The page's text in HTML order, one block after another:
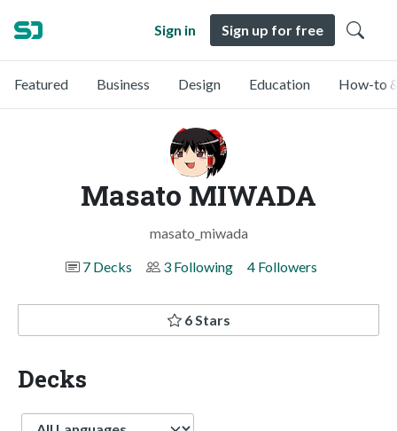
Sign in Sign up for free
Featured Business Design Education How-to
Masato MIWADA
masato_miwada
7 Decks
3 Following 4 Followers
6 Stars
Decks
Language